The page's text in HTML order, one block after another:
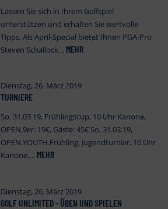
Lassen Sie sich in Ihrem Golfspiel
unterstützen und erhalten Sie wertvolle
Tipps. Als April-Special bietet Ihnen PGA-Pro
Steven Schallock… MEHR
Dienstag, 26. März 2019
TURNIERE
So. 31.03.19, Frühlingscup, 10 Uhr Kanone,
OPEN.9er: 19€, Gäste: 45€ So. 31.03.19,
OPEN.YOUTH.Frühling, Jugendturnier, 10 Uhr
Kanone,… MEHR
Dienstag, 26. März 2019
GOLF UNLIMITED - ÜBEN UND SPIELEN